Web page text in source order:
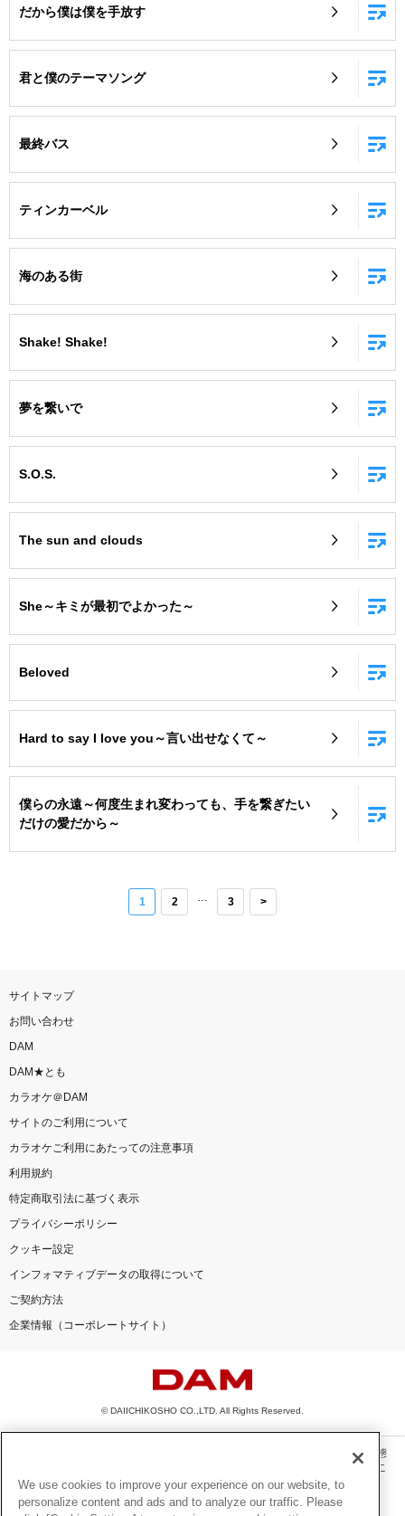
だから僕は僕を手放す
君と僕のテーマソング
最終バス
ティンカーベル
海のある街
Shake! Shake!
夢を繋いで
S.O.S.
The sun and clouds
She～キミが最初でよかった～
Beloved
Hard to say I love you～言い出せなくて～
僕らの永遠～何度生まれ変わっても、手を繋ぎたい
だけの愛だから～
1 2 3 >
サイトマップ
お問い合わせ
DAM
DAM★とも
カラオケ＠DAM
サイトのご利用について
カラオケご利用にあたっての注意事項
利用規約
特定商取引法に基づく表示
プライバシーポリシー
クッキー設定
インフォマティブデータの取得について
ご契約方法
企業情報（コーポレートサイト）
© DAIICHIKOSHO CO.,LTD. All Rights Reserved.
このサイトに掲載されている一切の文章・画像・写真・動画・音声等を、手段や形態
を問わず、著作権法の定める範囲を超えて無断で複製、転載、ファイル化などするこ
とを禁じます。
楽曲及びコンテンツは、機種によりご利用いただけない場合があります。
We use cookies to improve your experience on our website, to
personalize content and ads and to analyze our traffic. Please